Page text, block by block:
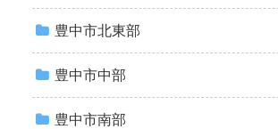
豊中市北東部
豊中市中部
豊中市南部